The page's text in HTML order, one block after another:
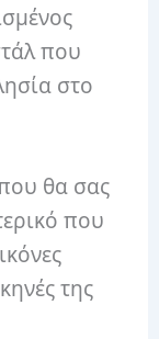
που
στο
θα σας
που
της